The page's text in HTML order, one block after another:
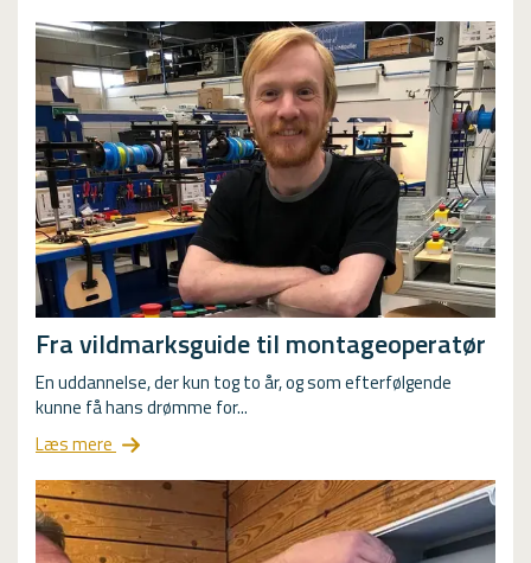
Fra vildmarksguide til montageoperatør
En uddannelse, der kun tog to år, og som efterfølgende
kunne få hans drømme for...
Læs mere